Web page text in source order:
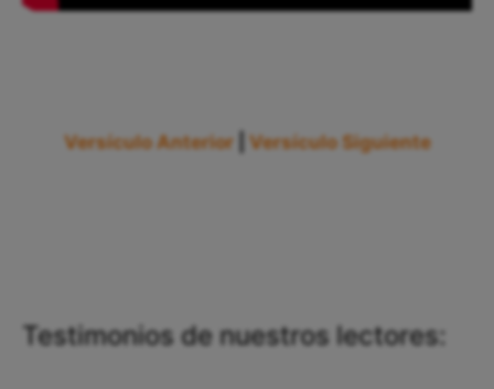
Versículo Anterior Versículo Siguiente
Testimonios de nuestros lectores: